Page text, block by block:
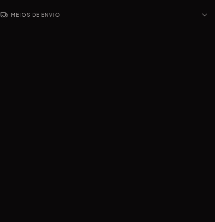
MEIOS DE ENVIO